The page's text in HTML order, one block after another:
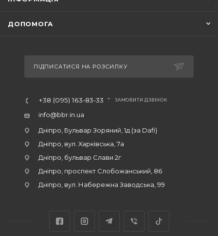
ДОПОМОГА
ПІДПИСАТИСЯ НА РОЗСИЛКУ
+38 (095) 163-83-33 ЗАМОВИТИ ДЗВІНОК
info@bbr.in.ua
Дніпро, Бульвар Зоряний, 1д (за Dafi)
Дніпро, вул. Харківська, 7а
Дніпро, бульвар Слави 2г
Дніпро, проспект Слобожанський, 86
Дніпро, вул. Набережна Заводська, 99